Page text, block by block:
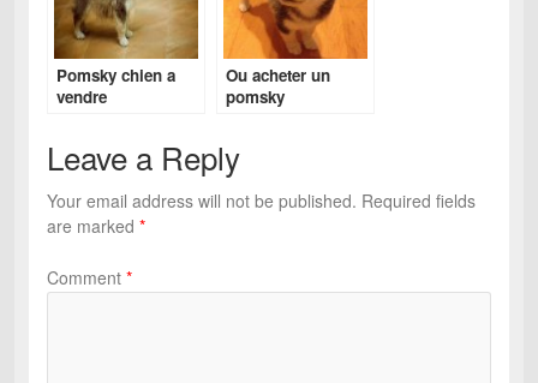
Pomsky chien a
vendre
Ou acheter un
pomsky
Leave a Reply
Your email address will not be published. Required fields
are marked *
Comment *